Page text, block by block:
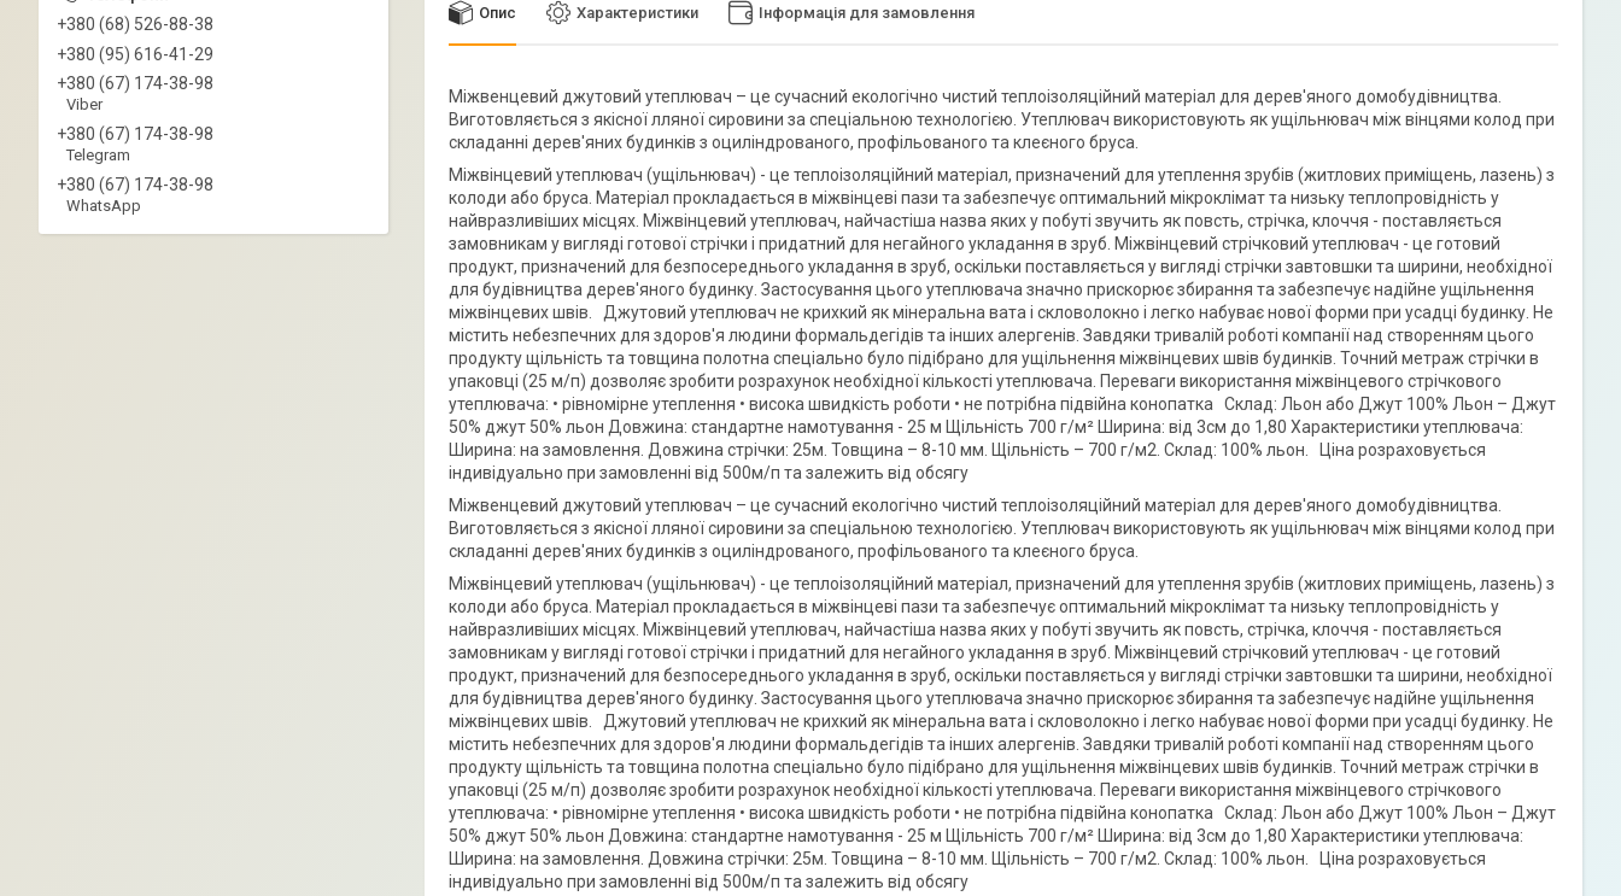
Опис Характеристики Інформація для замовлення
Міжвенцевий джутовий утеплювач – це сучасний екологічно чистий теплоізоляційний матеріал для дерев'яного домобудівництва.
Виготовляється з якісної лляної сировини за спеціальною технологією. Утеплювач використовують як ущільнювач між вінцями колод при
складанні дерев'яних будинків з оциліндрованого, профільованого та клеєного бруса.
Міжвінцевий утеплювач (ущільнювач) - це теплоізоляційний матеріал, призначений для утеплення зрубів (житлових приміщень, лазень) з
колоди або бруса. Матеріал прокладається в міжвінцеві пази та забезпечує оптимальний мікроклімат та низьку теплопровідність у
найвразливіших місцях. Міжвінцевий утеплювач, найчастіша назва яких у побуті звучить як повсть, стрічка, клоччя - поставляється
замовникам у вигляді готової стрічки і придатний для негайного укладання в зруб. Міжвінцевий стрічковий утеплювач - це готовий
продукт, призначений для безпосереднього укладання в зруб, оскільки поставляється у вигляді стрічки завтовшки та ширини, необхідної
для будівництва дерев'яного будинку. Застосування цього утеплювача значно прискорює збирання та забезпечує надійне ущільнення
міжвінцевих швів. Джутовий утеплювач не крихкий як мінеральна вата і скловолокно і легко набуває нової форми при усадці будинку. Не
містить небезпечних для здоров'я людини формальдегідів та інших алергенів. Завдяки тривалій роботі компанії над створенням цього
продукту щільність та товщина полотна спеціально було підібрано для ущільнення міжвінцевих швів будинків. Точний метраж стрічки в
упаковці (25 м/п) дозволяє зробити розрахунок необхідної кількості утеплювача. Переваги використання міжвінцевого стрічкового
утеплювача: • рівномірне утеплення • висока швидкість роботи • не потрібна підвійна конопатка Склад: Льон або Джут 100% Льон – Джут
50% джут 50% льон Довжина: стандартне намотування - 25 м Щільність 700 г/м² Ширина: від 3см до 1,80 Характеристики утеплювача:
Ширина: на замовлення. Довжина стрічки: 25м. Товщина – 8-10 мм. Щільність – 700 г/м2. Склад: 100% льон. Ціна розраховується
індивідуально при замовленні від 500м/п та залежить від обсягу
Міжвенцевий джутовий утеплювач – це сучасний екологічно чистий теплоізоляційний матеріал для дерев'яного домобудівництва.
Виготовляється з якісної лляної сировини за спеціальною технологією. Утеплювач використовують як ущільнювач між вінцями колод при
складанні дерев'яних будинків з оциліндрованого, профільованого та клеєного бруса.
Міжвінцевий утеплювач (ущільнювач) - це теплоізоляційний матеріал, призначений для утеплення зрубів (житлових приміщень, лазень) з
колоди або бруса. Матеріал прокладається в міжвінцеві пази та забезпечує оптимальний мікроклімат та низьку теплопровідність у
найвразливіших місцях. Міжвінцевий утеплювач, найчастіша назва яких у побуті звучить як повсть, стрічка, клоччя - поставляється
замовникам у вигляді готової стрічки і придатний для негайного укладання в зруб. Міжвінцевий стрічковий утеплювач - це готовий
продукт, призначений для безпосереднього укладання в зруб, оскільки поставляється у вигляді стрічки завтовшки та ширини, необхідної
для будівництва дерев'яного будинку. Застосування цього утеплювача значно прискорює збирання та забезпечує надійне ущільнення
міжвінцевих швів. Джутовий утеплювач не крихкий як мінеральна вата і скловолокно і легко набуває нової форми при усадці будинку. Не
містить небезпечних для здоров'я людини формальдегідів та інших алергенів. Завдяки тривалій роботі компанії над створенням цього
продукту щільність та товщина полотна спеціально було підібрано для ущільнення міжвінцевих швів будинків. Точний метраж стрічки в
упаковці (25 м/п) дозволяє зробити розрахунок необхідної кількості утеплювача. Переваги використання міжвінцевого стрічкового
утеплювача: • рівномірне утеплення • висока швидкість роботи • не потрібна підвійна конопатка Склад: Льон або Джут 100% Льон – Джут
50% джут 50% льон Довжина: стандартне намотування - 25 м Щільність 700 г/м² Ширина: від 3см до 1,80 Характеристики утеплювача:
Ширина: на замовлення. Довжина стрічки: 25м. Товщина – 8-10 мм. Щільність – 700 г/м2. Склад: 100% льон. Ціна розраховується
індивідуально при замовленні від 500м/п та залежить від обсягу
+380 (68) 526-88-38
+380 (95) 616-41-29
+380 (67) 174-38-98
Viber
+380 (67) 174-38-98
Telegram
+380 (67) 174-38-98
WhatsApp